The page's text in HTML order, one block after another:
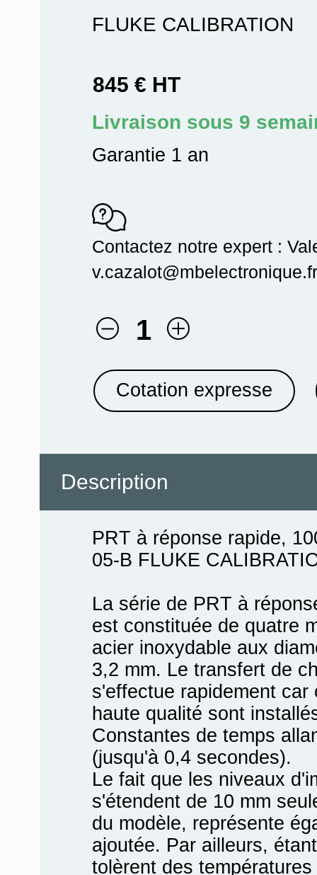
FLUKE CALIBRATION
845 € HT
Livraison sous 9
Garantie 1 an
Contactez notre expert :
1
Cotation expresse
Description
PRT à réponse rapide,
05-B FLUKE
La série de PRT à
est constituée de quatre
acier inoxydable aux
3,2 mm. Le transfert de
s'effectue rapidement
haute qualité sont
Constantes de temps
(jusqu'à 0,4 secondes).
Le fait que les niveaux
s'étendent de 10 mm
du modèle, représente
ajoutée. Par ailleurs,
tolèrent des